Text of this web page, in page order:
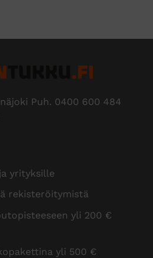
Puh. 0400 600 484
yrityksille
rekisteröitymistä
yli 200 €
yli 500 €